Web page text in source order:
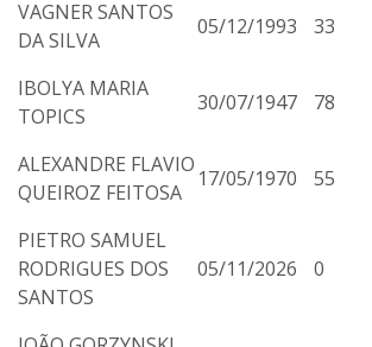
VAGNER SANTOS
DA SILVA
05/12/1993 33
IBOLYA MARIA
TOPICS
30/07/1947 78
ALEXANDRE FLAVIO
QUEIROZ FEITOSA
17/05/1970 55
PIETRO SAMUEL
RODRIGUES DOS
SANTOS
05/11/2026 0